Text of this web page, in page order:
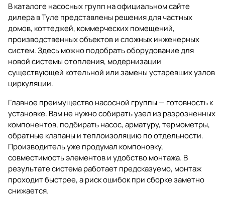
В каталогенасосных групп на официальном сайте
дилера в Туле представлены решения для частных
домов, коттеджей, коммерческих помещений,
производственных объектов и сложных инженерных
систем. Здесь можно подобрать оборудование для
новой системы отопления, модернизации
существующей котельной или замены устаревших узлов
циркуляции.
Главное преимущество насосной группы — готовность к
установке. Вам не нужно собирать узел из разрозненных
компонентов, подбирать насос, арматуру, термометры,
обратные клапаны и теплоизоляцию по отдельности.
Производитель уже продумал компоновку,
совместимость элементов и удобство монтажа. В
результате система работает предсказуемо, монтаж
проходит быстрее, а риск ошибок при сборке заметно
снижается.